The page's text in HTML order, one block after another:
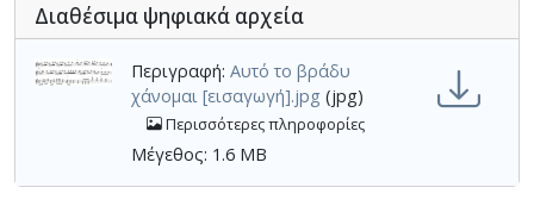
Διαθέσιμα ψηφιακά αρχεία
Περιγραφή: Αυτό το βράδυ
χάνομαι [εισαγωγή].jpg (jpg)
Περισσότερες πληροφορίες
Μέγεθος: 1.6 MB